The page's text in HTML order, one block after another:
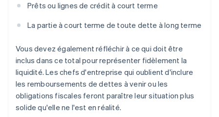
Prêts ou lignes de crédit à court terme
La partie à court terme de toute dette à long terme
Vous devez également réfléchir à ce qui doit être
inclus dans ce total pour représenter fidèlement la
liquidité. Les chefs d'entreprise qui oublient d'inclure
les remboursements de dettes à venir ou les
obligations fiscales feront paraître leur situation plus
solide qu'elle ne l'est en réalité.